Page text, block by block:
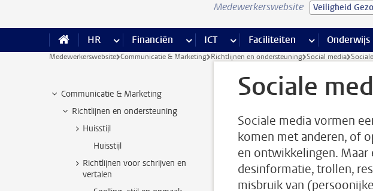
Medewerkerswebsite Veiligheid
HR meer HR pagina’s
Financiën meer Financiën pagina’s
ICT meer ICT pagina’s
Faciliteiten meerOnderwijs
Medewerkerswebsite Communicatie & Marketing Richtlijnen en ondersteuning Social media
Communicatie & Marketing
Richtlijnen en ondersteuning
Huisstijl
Huisstijl
Richtlijnen voor schrijven en
vertalen
Sociale
Sociale media vormen
komen met anderen, of
en ontwikkelingen. Maar
desinformatie, trollen,
misbruik van